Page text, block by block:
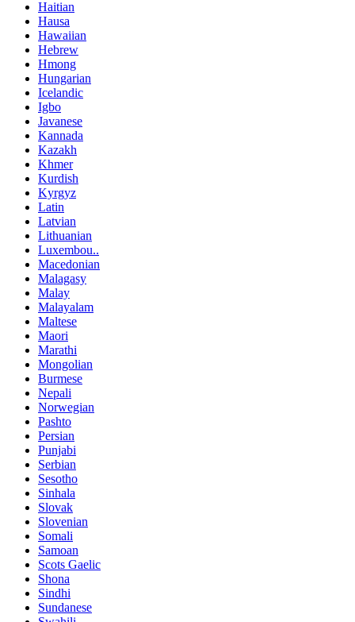
Haitian
Hausa
Hawaiian
Hebrew
Hmong
Hungarian
Icelandic
Igbo
Javanese
Kannada
Kazakh
Khmer
Kurdish
Kyrgyz
Latin
Latvian
Lithuanian
Luxembou..
Macedonian
Malagasy
Malay
Malayalam
Maltese
Maori
Marathi
Mongolian
Burmese
Nepali
Norwegian
Pashto
Persian
Punjabi
Serbian
Sesotho
Sinhala
Slovak
Slovenian
Somali
Samoan
Scots Gaelic
Shona
Sindhi
Sundanese